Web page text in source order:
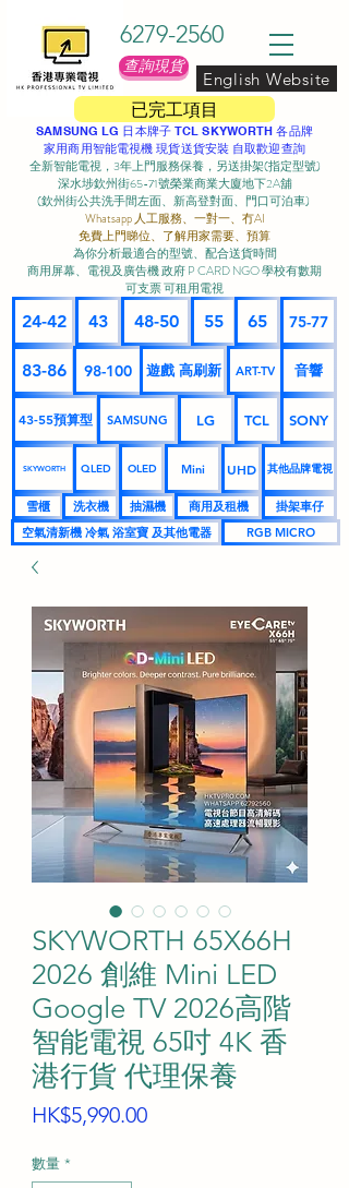
已完工項目
6279-2560
查詢現貨
English Website
SAMSUNG LG 日本牌子 TCL SKYWORTH 各品牌
家用商用智能電視機 現貨送貨安裝 自取歡迎查詢
全新智能電視，3年上門服務保養，另送掛架(指定型號)
深水埗欽州街65-71號榮業商業大廈地下2A舖
(欽州街公共洗手間左面、新高登對面、門口可泊車) ​
Whatsapp 人工服務、一對一、冇AI
免費上門睇位、了解用家需要、預算
為你分析最適合的型號、配合送貨時間
商用屏幕、電視及廣告機 政府 P CARD NGO 學校有數期
可支票 可租用電視
24-42 43 48-50 55 65 75-77
83-86 98-100 遊戲 高刷新 ART-TV 音響
43-55預算型 SAMSUNG LG TCL SONY
SKYWORTH QLED OLED Mini UHD 其他品牌電視
雪櫃 洗衣機 抽濕機 商用及租機
掛架車仔
空氣清新機 冷氣 浴室寶 及其他電器
RGB MICRO
SKYWORTH 65X66H
2026 創維 Mini LED
Google TV 2026高階
智能電視 65吋 4K 香
港行貨 代理保養
HK$5,990.00價
數量 *